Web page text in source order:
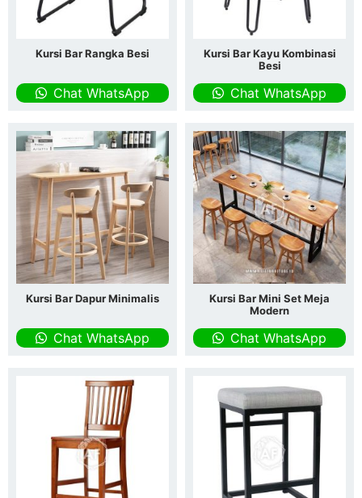
Kursi Bar Rangka Besi
Chat WhatsApp
Kursi Bar Kayu Kombinasi
Besi
Chat WhatsApp
Kursi Bar Dapur Minimalis
Chat WhatsApp
Kursi Bar Mini Set Meja
Modern
Chat WhatsApp